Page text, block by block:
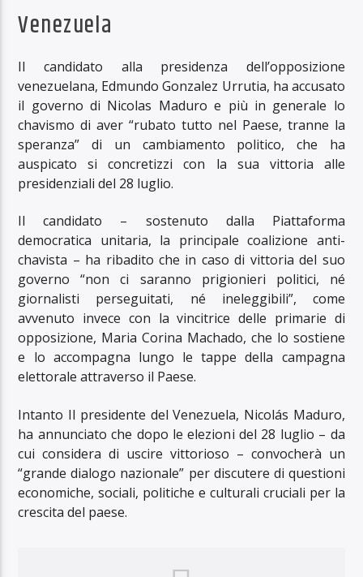
Venezuela
Il candidato alla presidenza dell’opposizione
venezuelana, Edmundo Gonzalez Urrutia, ha accusato
il governo di Nicolas Maduro e più in generale lo
chavismo di aver “rubato tutto nel Paese, tranne la
speranza” di un cambiamento politico, che ha
auspicato si concretizzi con la sua vittoria alle
presidenziali del 28 luglio.
Il candidato – sostenuto dalla Piattaforma
democratica unitaria, la principale coalizione anti-
chavista – ha ribadito che in caso di vittoria del suo
governo “non ci saranno prigionieri politici, né
giornalisti perseguitati, né ineleggibili”, come
avvenuto invece con la vincitrice delle primarie di
opposizione, Maria Corina Machado, che lo sostiene
e lo accompagna lungo le tappe della campagna
elettorale attraverso il Paese.
Intanto Il presidente del Venezuela, Nicolás Maduro,
ha annunciato che dopo le elezioni del 28 luglio – da
cui considera di uscire vittorioso – convocherà un
“grande dialogo nazionale” per discutere di questioni
economiche, sociali, politiche e culturali cruciali per la
crescita del paese.